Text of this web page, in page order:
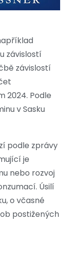
závislostí
závislostí
2024. Podle
v Sasku
podle zprávy
je
nebo rozvoj
Úsilí
o včasné
postižených